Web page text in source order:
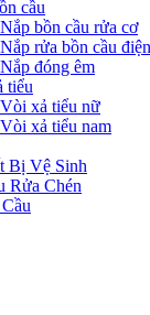
cầu
Nắp bồn cầu rửa cơ
Nắp rửa bồn cầu
Nắp đóng êm
tiểu
Vòi xả tiểu nữ
Vòi xả tiểu nam
Bị Vệ Sinh
Rửa Chén